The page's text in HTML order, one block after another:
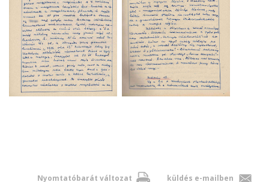
Nyomtatóbarát változat küldés e-mailben